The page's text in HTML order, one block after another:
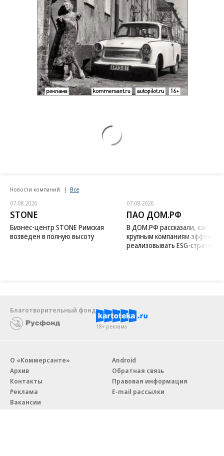
Новости компаний Все
07.08.2026
STONE
Бизнес-центр STONE Римская
возведен в полную высоту
07.08.2026
ПАО ДОМ.РФ
В ДОМ.РФ рассказали, как
крупным компаниям
реализовывать ESG-стратегию
Благотворительный фонд
18+ реклама
О «Коммерсанте»
Архив
Контакты
Реклама
Вакансии
Android
Обратная связь
Правовая информация
E-mail рассылки